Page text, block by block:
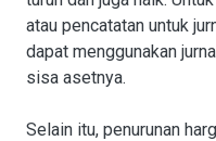
atau pencatatan untuk
dapat menggunakan
sisa asetnya.
Selain itu, penurunan